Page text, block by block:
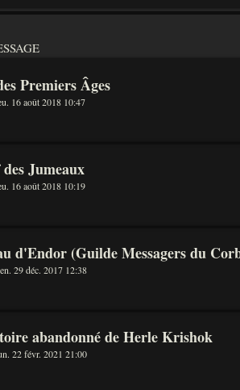
Premiers Âges
16 août 2018 10:47
Jumeaux
16 août 2018 10:19
d'Endor (Guilde Messagers du
29 déc. 2017 12:38
abandonné de Herle Krishok
22 févr. 2021 21:00